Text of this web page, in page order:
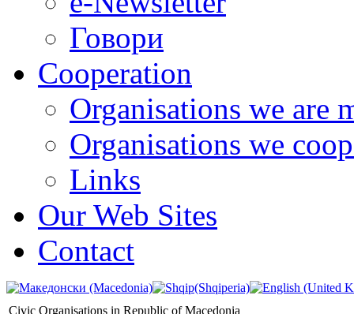
Говори
Cooperation
Organisations we are
Organisations we
Links
Our Web Sites
Contact
Civic Organisations in Republic of Macedonia